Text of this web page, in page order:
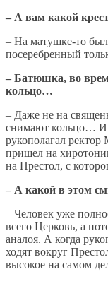
– А вам какой
– На матушке-то
посеребренный
– Батюшка, во
кольцо…
– Даже не на
снимают кольцо… И
рукополагал
пришел на
на Престол, с
– А какой в этом
– Человек уже
всего Церковь, а
аналоя. А когда
ходят вокруг
высокое на самом